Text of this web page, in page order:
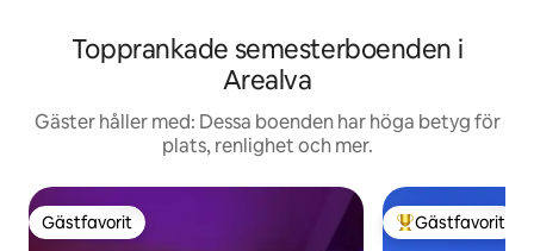
Topprankade semesterboenden i
Arealva
Gäster håller med: Dessa boenden har höga betyg för
plats, renlighet och mer.
Gästfavorit
Gästfavorit Populär
Gästfavorit